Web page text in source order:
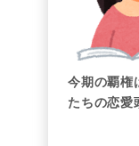
今期の覇権
たちの恋愛